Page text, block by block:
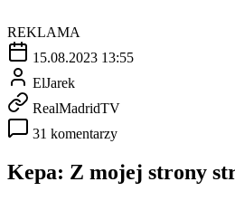
REKLAMA
15.08.2023 13:55
ElJarek
RealMadridTV
31 komentarzy
Kepa: Z mojej strony